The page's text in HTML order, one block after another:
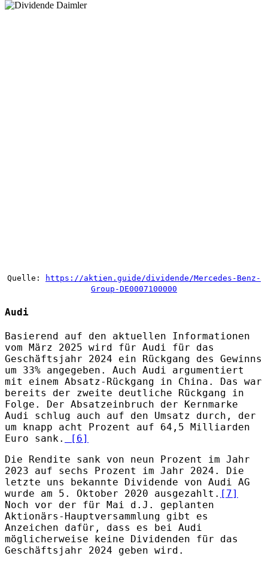
Quelle:
https://aktien.guide/dividende/Mercedes-Benz-
Group-DE0007100000
Audi
Basierend auf den aktuellen Informationen
vom März 2025 wird für Audi für das
Geschäftsjahr 2024 ein Rückgang des Gewinns
um 33% angegeben. Auch Audi argumentiert
mit einem Absatz-Rückgang in China. Das war
bereits der zweite deutliche Rückgang in
Folge. Der Absatzeinbruch der Kernmarke
Audi schlug auch auf den Umsatz durch, der
um knapp acht Prozent auf 64,5 Milliarden
Euro sank.
[6]
Die Rendite sank von neun Prozent im Jahr
2023 auf sechs Prozent im Jahr 2024. Die
letzte uns bekannte Dividende von Audi AG
wurde am 5. Oktober 2020 ausgezahlt. [7]
Noch vor der für Mai d.J. geplanten
Aktionärs-Hauptversammlung gibt es
Anzeichen dafür, dass es bei Audi
möglicherweise keine Dividenden für das
Geschäftsjahr 2024 geben wird.